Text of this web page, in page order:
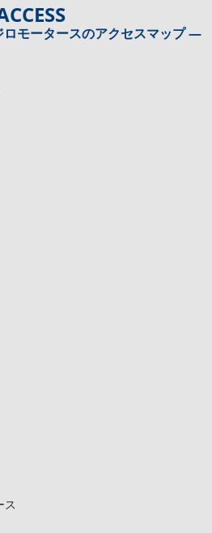
モータースのアクセスマップ ―
ス